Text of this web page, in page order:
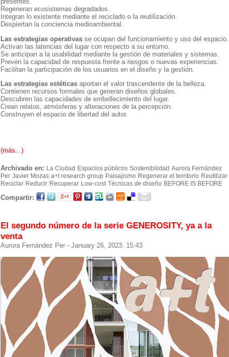
Regeneran ecosistemas degradados.
Integran lo existente mediante el reciclado o la reutilización.
Despiertan la conciencia medioambiental.
Las estrategias operativas se ocupan del funcionamiento y uso del espacio.
Activan las latencias del lugar con respecto a su entorno.
Se anticipan a la usabilidad mediante la gestión de materiales y sistemas.
Prevén la capacidad de respuesta frente a riesgos o nuevas experiencias.
Facilitan la participación de los usuarios en el diseño y la gestión.
Las estrategias estéticas aportan el valor trascendente de la belleza.
Contienen recursos formales que generan diseños globales.
Descubren las capacidades de embellecimiento del lugar.
Crean relatos, atmósferas y alteraciones de la percepción.
Construyen el espacio de libertad del autor.
(más...)
Archivado en: La Ciudad Espacios públicos Sostenibilidad Aurora Fernández
Per Javier Mozas a+t research group Paisajismo Regenerar el territorio Reutilizar
Reciclar Reducir Recuperar Low-cost Técnicas de diseño BEFORE IS BEFORE
Compartir:
El segundo número de la serie GENEROSITY, ya a la
venta
Aurora Fernández Per - January 26, 2023. 15:43